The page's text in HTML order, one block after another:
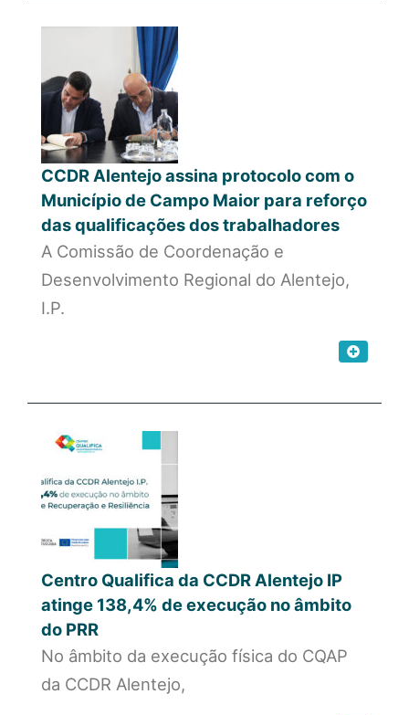
CCDR Alentejo assina protocolo com o
Município de Campo Maior para reforço
das qualificações dos trabalhadores
A Comissão de Coordenação e
Desenvolvimento Regional do Alentejo,
I.P.
Centro Qualifica da CCDR Alentejo IP
atinge 138,4% de execução no âmbito
do PRR
No âmbito da execução física do CQAP
da CCDR Alentejo,